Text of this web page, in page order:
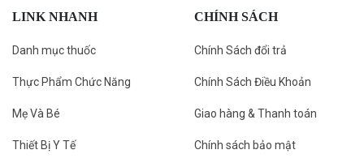
LINK NHANH
Danh mục thuốc
Thực Phẩm Chức Năng
Mẹ Và Bé
Thiết Bị Y Tế
CHÍNH SÁCH
Chính Sách đổi trả
Chính Sách Điều Khoản
Giao hàng & Thanh toán
Chính sách bảo mật